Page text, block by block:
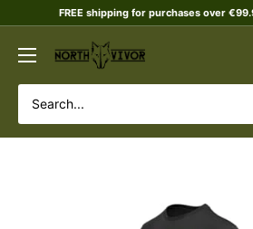
content
FREE shipping for purchases over
NORTHVIVOR